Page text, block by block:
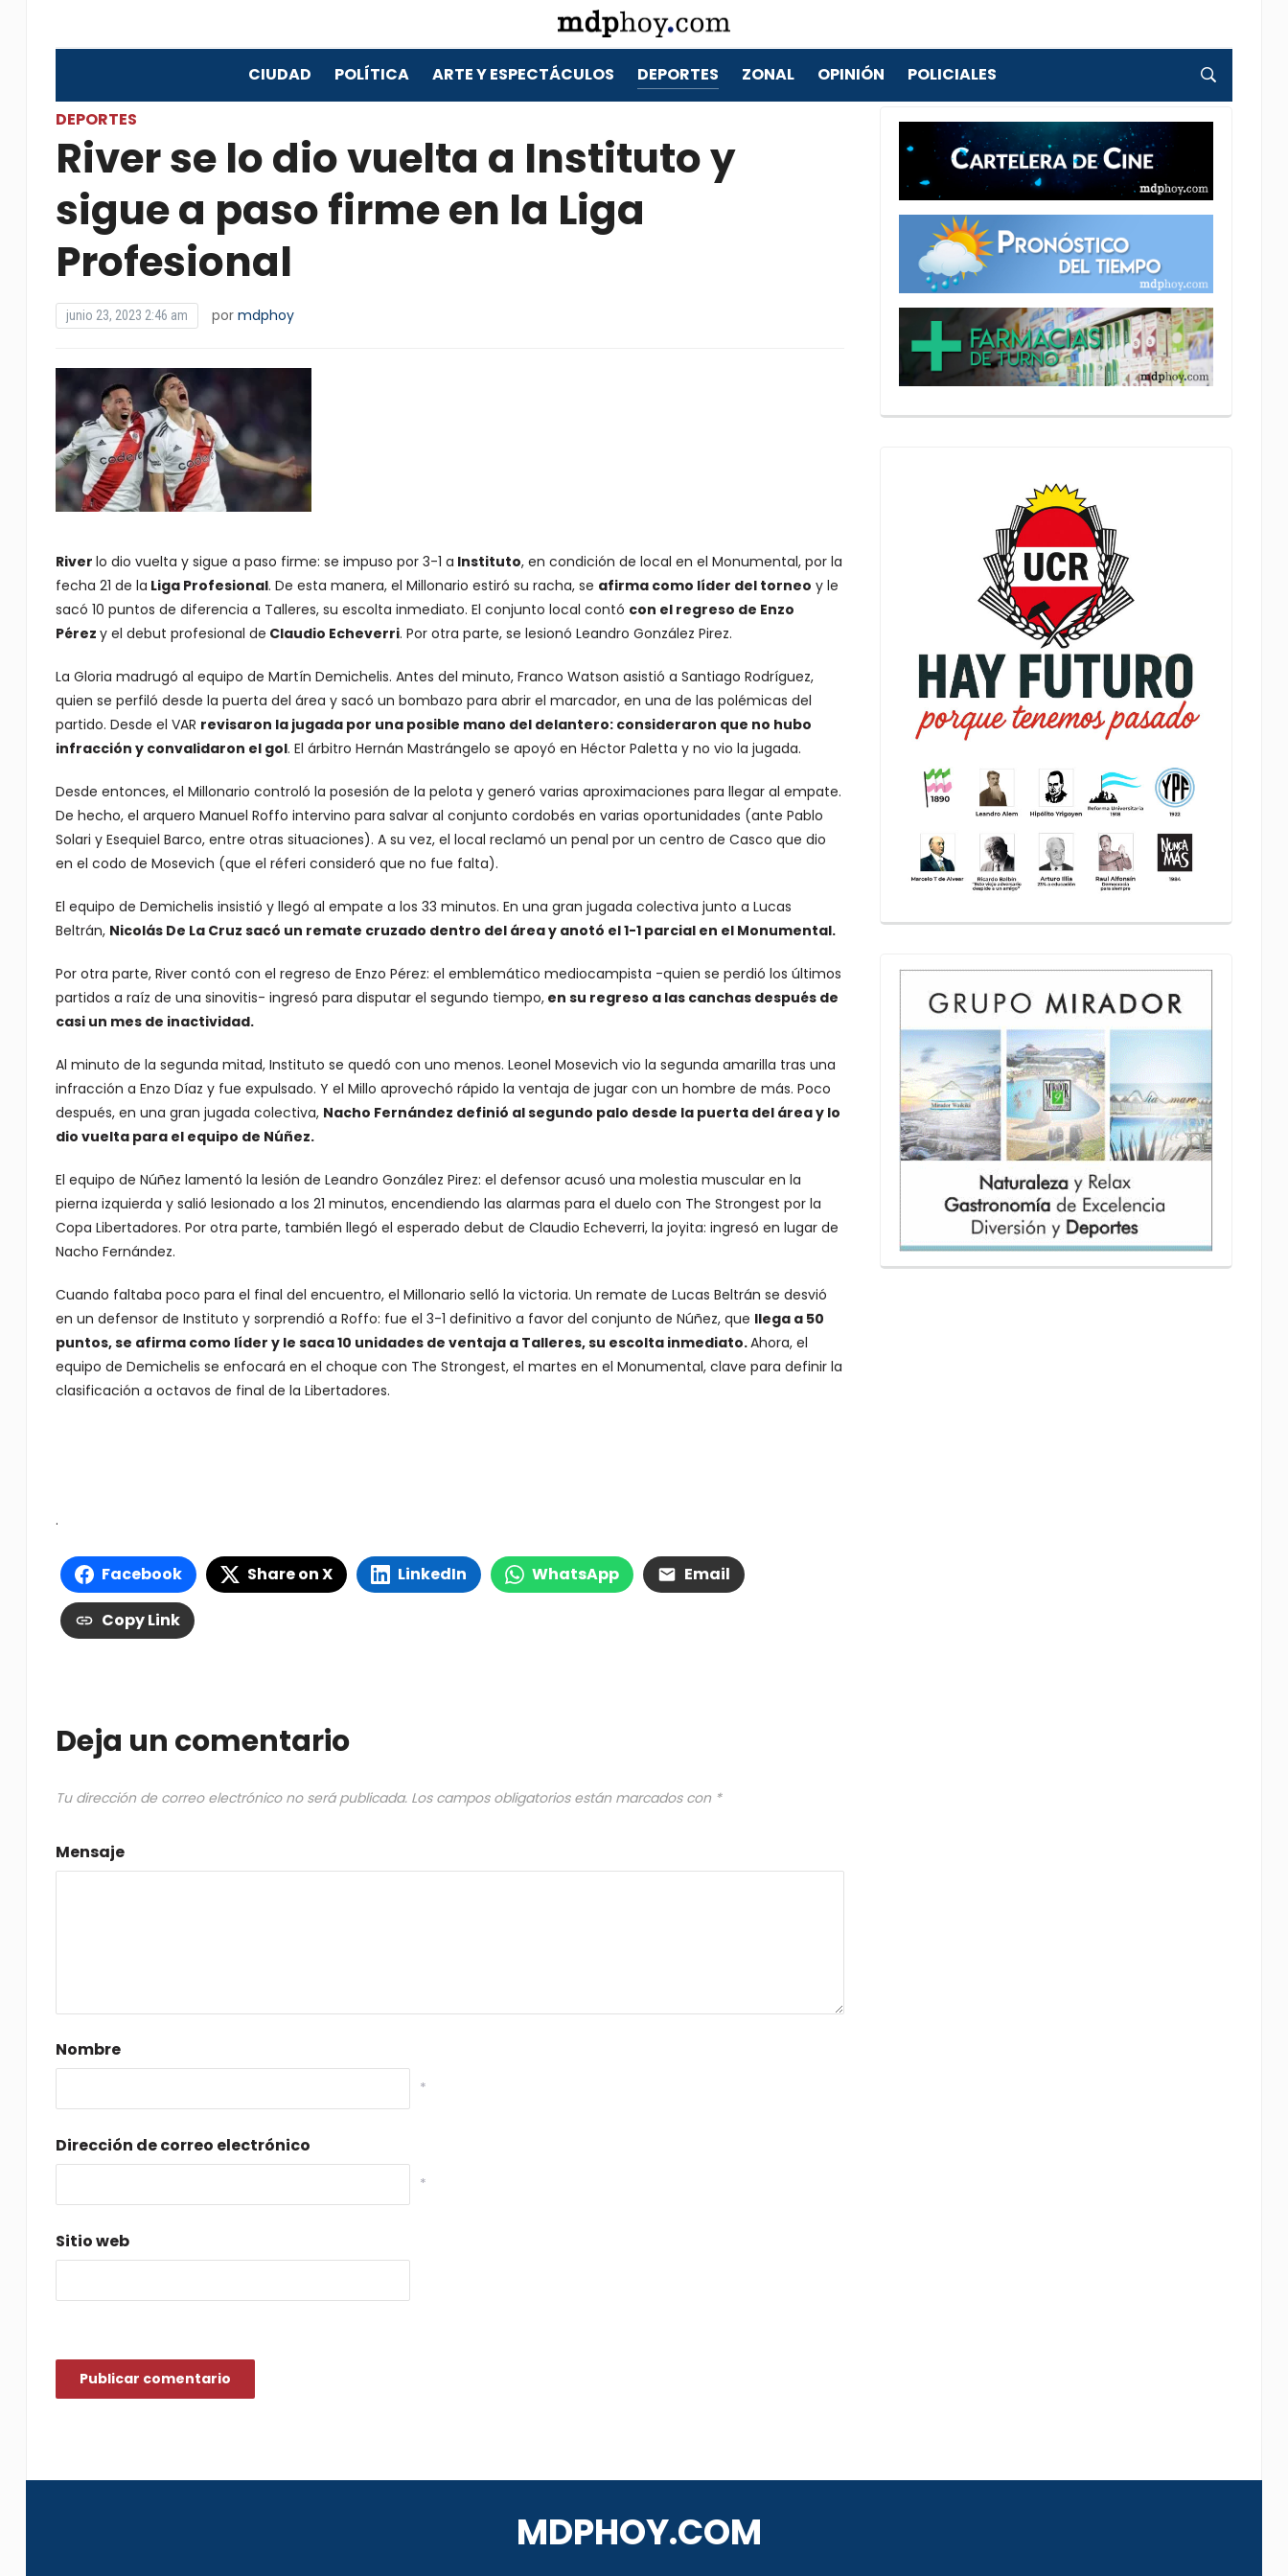
CIUDAD POLÍTICA ARTE Y ESPECTÁCULOS DEPORTES ZONAL OPINIÓN POLICIALES
DEPORTES
River se lo dio vuelta a Instituto y
sigue a paso firme en la Liga
Profesional
junio 23, 2023 2:46 am por mdphoy
River lo dio vuelta y sigue a paso firme: se impuso por 3-1 a Instituto, en condición de local en el Monumental, por la
fecha 21 de la Liga Profesional. De esta manera, el Millonario estiró su racha, se afirma como líder del torneo y le
sacó 10 puntos de diferencia a Talleres, su escolta inmediato. El conjunto local contó con el regreso de Enzo
Pérez y el debut profesional de Claudio Echeverri. Por otra parte, se lesionó Leandro González Pirez.
La Gloria madrugó al equipo de Martín Demichelis. Antes del minuto, Franco Watson asistió a Santiago Rodríguez,
quien se perfiló desde la puerta del área y sacó un bombazo para abrir el marcador, en una de las polémicas del
partido. Desde el VAR revisaron la jugada por una posible mano del delantero: consideraron que no hubo
infracción y convalidaron el gol. El árbitro Hernán Mastrángelo se apoyó en Héctor Paletta y no vio la jugada.
Desde entonces, el Millonario controló la posesión de la pelota y generó varias aproximaciones para llegar al empate.
De hecho, el arquero Manuel Roffo intervino para salvar al conjunto cordobés en varias oportunidades (ante Pablo
Solari y Esequiel Barco, entre otras situaciones). A su vez, el local reclamó un penal por un centro de Casco que dio
en el codo de Mosevich (que el réferi consideró que no fue falta).
El equipo de Demichelis insistió y llegó al empate a los 33 minutos. En una gran jugada colectiva junto a Lucas
Beltrán, Nicolás De La Cruz sacó un remate cruzado dentro del área y anotó el 1-1 parcial en el Monumental.
Por otra parte, River contó con el regreso de Enzo Pérez: el emblemático mediocampista -quien se perdió los últimos
partidos a raíz de una sinovitis- ingresó para disputar el segundo tiempo,en su regreso a las canchas después de
casi un mes de inactividad.
Al minuto de la segunda mitad, Instituto se quedó con uno menos. Leonel Mosevich vio la segunda amarilla tras una
infracción a Enzo Díaz y fue expulsado. Y el Millo aprovechó rápido la ventaja de jugar con un hombre de más. Poco
después, en una gran jugada colectiva, Nacho Fernández definió al segundo palo desde la puerta del área y lo
dio vuelta para el equipo de Núñez.
El equipo de Núñez lamentó la lesión de Leandro González Pirez: el defensor acusó una molestia muscular en la
pierna izquierda y salió lesionado a los 21 minutos, encendiendo las alarmas para el duelo con The Strongest por la
Copa Libertadores. Por otra parte, también llegó el esperado debut de Claudio Echeverri, la joyita: ingresó en lugar de
Nacho Fernández.
Cuando faltaba poco para el final del encuentro, el Millonario selló la victoria. Un remate de Lucas Beltrán se desvió
en un defensor de Instituto y sorprendió a Roffo: fue el 3-1 definitivo a favor del conjunto de Núñez, que llega a 50
puntos, se afirma como líder y le saca 10 unidades de ventaja a Talleres, su escolta inmediato.Ahora, el
equipo de Demichelis se enfocará en el choque con The Strongest, el martes en el Monumental, clave para definir la
clasificación a octavos de final de la Libertadores.
.
Facebook Share on X LinkedIn WhatsApp Email
Copy Link
Deja un comentario
Tu dirección de correo electrónico no será publicada. Los campos obligatorios están marcados con *
Mensaje
Nombre
*
Dirección de correo electrónico
*
Sitio web
MDPHOY.COM